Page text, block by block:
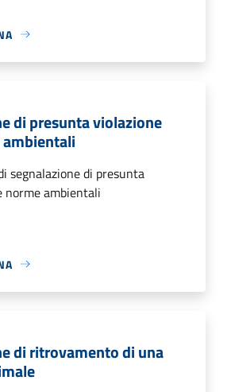
di presunta violazione
segnalazione di presunta
norme ambientali
di ritrovamento di una